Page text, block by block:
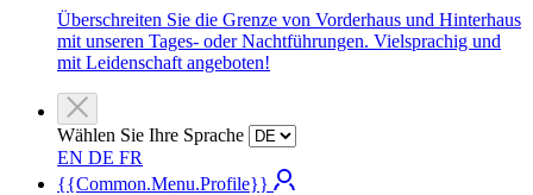
Überschreiten Sie die Grenze von Vorderhaus und Hinterhaus
mit unseren Tages- oder Nachtführungen. Vielsprachig und
mit Leidenschaft angeboten!
Wählen Sie Ihre Sprache
EN DE FR
{{Common.Menu.Profile}}